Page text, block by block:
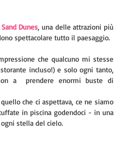
Dunes, una delle attrazioni più
spettacolare tutto il paesaggio.
che qualcuno mi stesse
incluso!) e solo ogni tanto,
a  prendere enormi buste di
che ci aspettava, ce ne siamo
in piscina godendoci - in una
stella del cielo.